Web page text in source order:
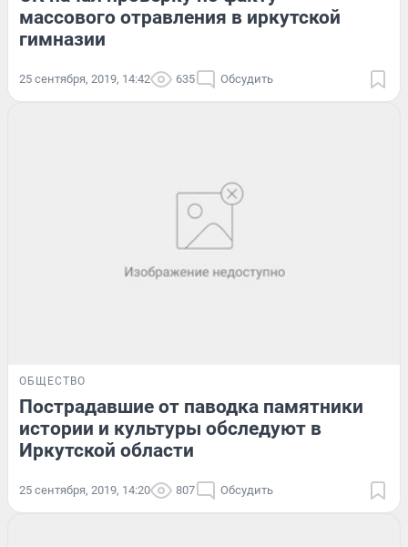
массового отравления в иркутской
гимназии
25 сентября, 2019, 14:42 635 Обсудить
ОБЩЕСТВО
Пострадавшие от паводка памятники
истории и культуры обследуют в
Иркутской области
25 сентября, 2019, 14:20 807 Обсудить